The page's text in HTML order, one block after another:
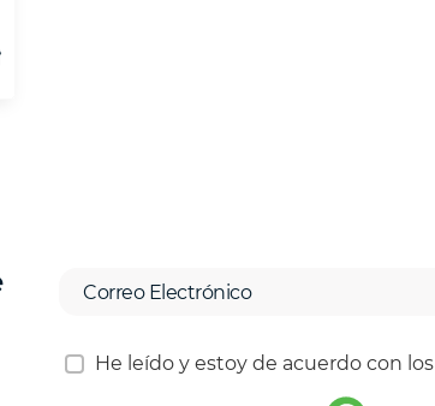
He leído y estoy de acuerdo con los